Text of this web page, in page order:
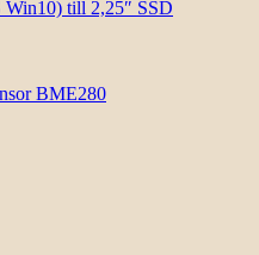
till 2,25″ SSD
BME280